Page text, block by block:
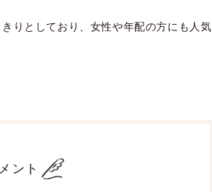
りとしており、女性や年配の方にも人気
ント